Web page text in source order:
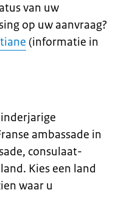
van uw
op uw aanvraag?
(informatie in
ambassade in
consulaat-
Kies een land
waar u